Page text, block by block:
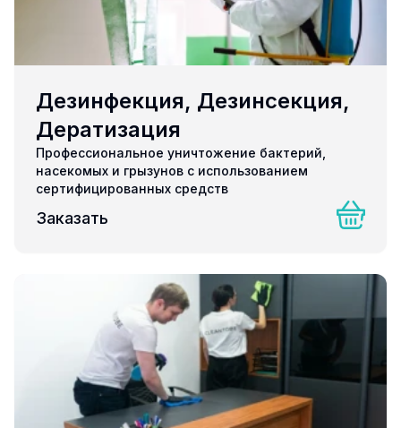
Дезинфекция, Дезинсекция,
Дератизация
Профессиональное уничтожение бактерий,
насекомых и грызунов с использованием
сертифицированных средств
Заказать